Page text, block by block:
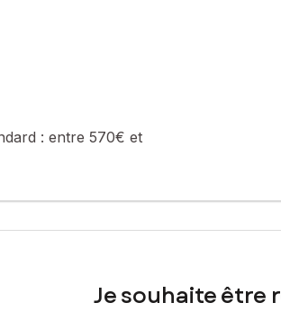
- EI - Agent
: entre 570€ et
Je souhaite être